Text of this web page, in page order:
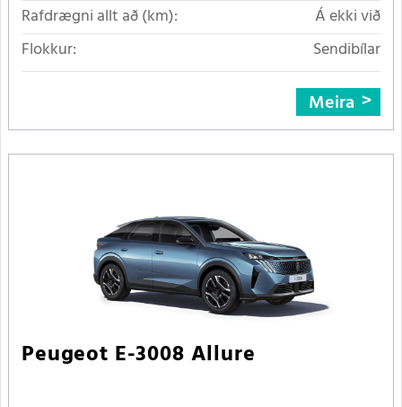
Rafdrægni allt að (km):
Á ekki við
Flokkur:
Sendibílar
Meira
Peugeot E-3008 Allure